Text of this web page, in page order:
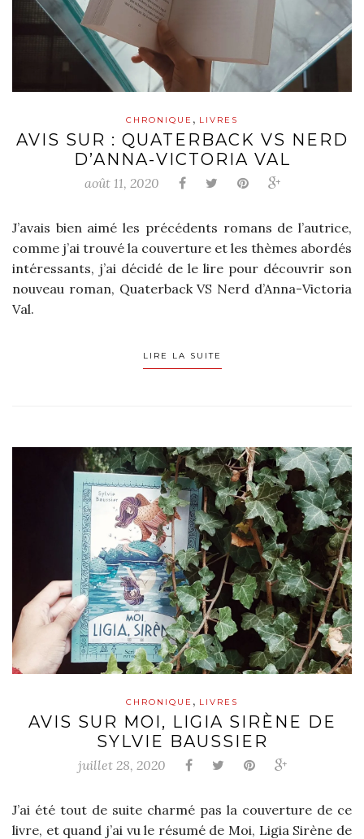
CHRONIQUE , LIVRES
AVIS SUR : QUATERBACK VS NERD
D’ANNA-VICTORIA VAL
août 11, 2020
J’avais bien aimé les précédents romans de l’autrice,
comme j’ai trouvé la couverture et les thèmes abordés
intéressants, j’ai décidé de le lire pour découvrir son
nouveau roman, Quaterback VS Nerd d’Anna-Victoria
Val.
LIRE LA SUITE
CHRONIQUE , LIVRES
AVIS SUR MOI, LIGIA SIRÈNE DE
SYLVIE BAUSSIER
juillet 28, 2020
J’ai été tout de suite charmé pas la couverture de ce
livre, et quand j’ai vu le résumé de Moi, Ligia Sirène de